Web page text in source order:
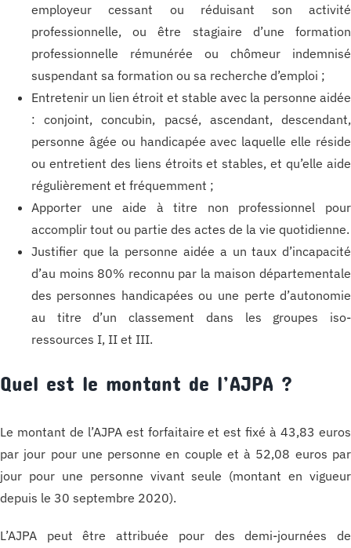
employeur cessant ou réduisant son activité
professionnelle, ou être stagiaire d’une formation
professionnelle rémunérée ou chômeur indemnisé
suspendant sa formation ou sa recherche d’emploi ;
Entretenir un lien étroit et stable avec la personne aidée
: conjoint, concubin, pacsé, ascendant, descendant,
personne âgée ou handicapée avec laquelle elle réside
ou entretient des liens étroits et stables, et qu’elle aide
régulièrement et fréquemment ;
Apporter une aide à titre non professionnel pour
accomplir tout ou partie des actes de la vie quotidienne.
Justifier que la personne aidée a un taux d’incapacité
d’au moins 80% reconnu par la maison départementale
des personnes handicapées ou une perte d’autonomie
au titre d’un classement dans les groupes iso-
ressources I, II et III.
Quel est le montant de l’AJPA ?
Le montant de l’AJPA est forfaitaire et est fixé à 43,83 euros
par jour pour une personne en couple et à 52,08 euros par
jour pour une personne vivant seule (montant en vigueur
depuis le 30 septembre 2020).
L’AJPA peut être attribuée pour des demi-journées de